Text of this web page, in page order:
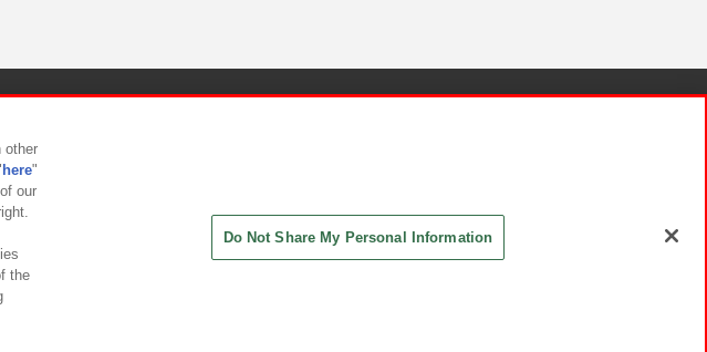
方針
other
here"
our
the
Do Not Share My Personal Information